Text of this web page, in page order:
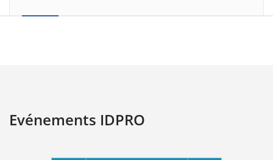
Evénements IDPRO